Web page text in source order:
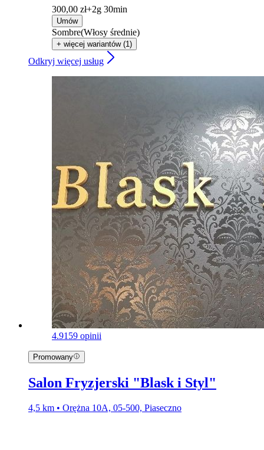
300,00 zł+2g 30min
Umów
Sombre(Włosy średnie)
+ więcej wariantów (1)
Odkryj więcej usług
4.9159 opinii
Promowany
Salon Fryzjerski "Blask i Styl"
4,5 km • Orężna 10A, 05-500, Piaseczno